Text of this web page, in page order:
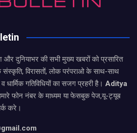
और दुनियाभर की सभी मुख्य खबरों को प्रसारित
विरासतों, लोक परंपराओ के साथ-साथ
धार्मिक गतिविधियों का सजग प्रहरी है। Aditya
फोन नंबर के माध्यम या फेसबुक पेज,यू-ट्यूब
करे।